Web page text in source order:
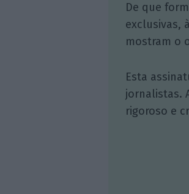
De que
exclusivas,
mostram o
Esta
jornalistas.
rigoroso e